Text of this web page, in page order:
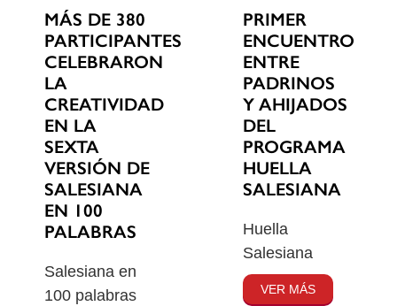
MÁS DE 380
PARTICIPANTES
CELEBRARON
LA
CREATIVIDAD
EN LA
SEXTA
VERSIÓN DE
SALESIANA
EN 100
PALABRAS
Salesiana en
100 palabras
PRIMER
ENCUENTRO
ENTRE
PADRINOS
Y AHIJADOS
DEL
PROGRAMA
HUELLA
SALESIANA
Huella
Salesiana
VER MÁS